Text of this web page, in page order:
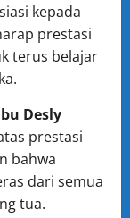
kepada
prestasi
terus belajar
Desly
prestasi
bahwa
dari semua
tua.